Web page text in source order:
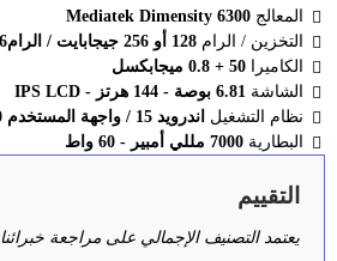
المعالج Mediatek Dimensity 6300
التخزين / الرام 128 أو 256 جيجابايت / الرام6 أو 8 جيجابايت
الكاميرا
50 + 0.8 ميجابكسل
الشاشة 6.81 بوصة - 144 هرتز - IPS LCD
نظام التشغيل اندرويد 15 / واجهة المستخدم Realme UI 6.0
البطارية 7000 مللي أمبير - 60 واط
التقييم
يعتمد التصنيف الإجمالي على مراجعة خبرائنا